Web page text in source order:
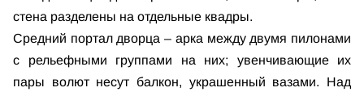
стена разделены на отдельные квадры.
Средний портал дворца – арка между двумя пилонами
с рельефными группами на них; увенчивающие их
пары волют несут балкон, украшенный вазами. Над